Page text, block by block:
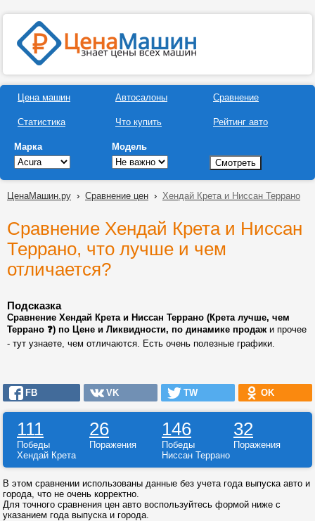
Цена машин
Статистика
Автосалоны
Что купить
Сравнение
Рейтинг авто
Марка Модель
ЦенаМашин.ру › Сравнение цен › Хендай Крета и Ниссан Террано
Сравнение Хендай Крета и Ниссан
Террано, что лучше и чем
отличается?
Подсказка
Сравнение Хендай Крета и Ниссан Террано (Крета лучше, чем
Террано ❓) по Цене и Ликвидности, по динамике продажи прочее
- тут узнаете, чем отличаются. Есть очень полезные графики.
FB VK TW OK
111 26 146 32
Победы Поражения Победы
Поражения
Хендай Крета
Ниссан Террано
В этом сравнении использованы данные без учета года выпуска авто и
города, что не очень корректно.
Для точного сравнения цен авто воспользуйтесь формой ниже с
указанием года выпуска и города.